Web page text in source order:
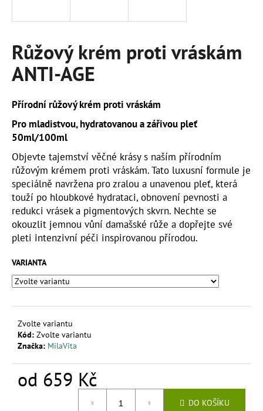
Růžový krém proti vráskám
ANTI-AGE
Přírodní růžový krém proti vráskám
Pro mladistvou, hydratovanou a zářivou pleť
50ml/100ml
Objevte tajemství věčné krásy s naším přírodním
růžovým krémem proti vráskám. Tato luxusní formule je
speciálně navržena pro zralou a unavenou pleť, která
touží po hloubkové hydrataci, obnovení pevnosti a
redukci vrásek a pigmentových skvrn. Nechte se
okouzlit jemnou vůní damašské růže a dopřejte své
pleti intenzivní péči inspirovanou přírodou.
VARIANTA
Zvolte variantu
Kód: Zvolte variantu
Značka: MilaVita
od 659 Kč
DO KOŠÍKU
í
t
?
D
o
p
o
r
č
u
j
e
m
UNIVERZÁLNÍ
PŘÍRODNÍ
HNOJIVO